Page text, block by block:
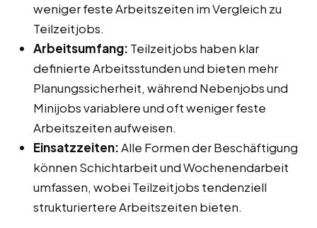
weniger feste Arbeitszeiten im Vergleich zu
Teilzeitjobs.
Arbeitsumfang: Teilzeitjobs haben klar
definierte Arbeitsstunden und bieten mehr
Planungssicherheit, während Nebenjobs und
Minijobs variablere und oft weniger feste
Arbeitszeiten aufweisen.
Einsatzzeiten:Alle Formen der Beschäftigung
können Schichtarbeit und Wochenendarbeit
umfassen, wobei Teilzeitjobs tendenziell
strukturiertere Arbeitszeiten bieten.